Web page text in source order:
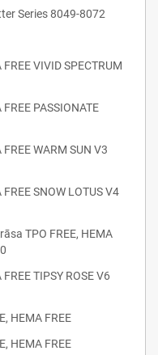
Series 8049-8072
VIVID SPECTRUM
PASSIONATE
WARM SUN V3
SNOW LOTUS V4
TPO FREE, HEMA
TIPSY ROSE V6
HEMA FREE
HEMA FREE